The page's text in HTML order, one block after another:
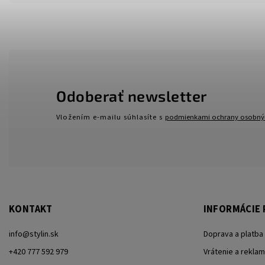
KONTAKT
info@stylin.sk
+420 777 592 979
INFORMÁCIE
Doprava a platba
Vrátenie a
Odoberať newsletter
Vložením e-mailu súhlasíte s podmienkami ochrany